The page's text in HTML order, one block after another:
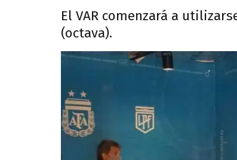
El VAR comenzará a
(octava).